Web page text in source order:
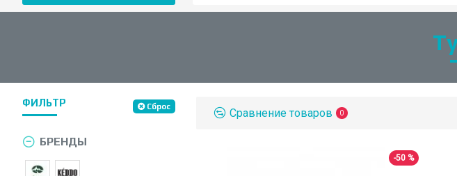
ФИЛЬТР Сброс
БРЕНДЫ
Сравнение товаров 0
-50 %